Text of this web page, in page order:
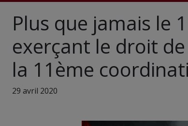
Plus que jamais le
exerçant le droit
la 11ème
29 avril 2020